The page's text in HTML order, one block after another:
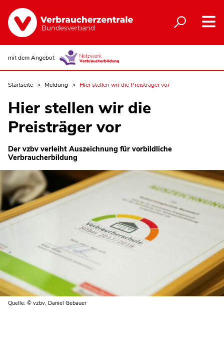
mit dem Angebot
Startseite Meldung Hier stellen wir die Preisträger vor
Hier stellen wir die
Preisträger vor
Der vzbv verleiht Auszeichnung für vorbildliche
Verbraucherbildung
Quelle: © vzbv, Daniel Gebauer